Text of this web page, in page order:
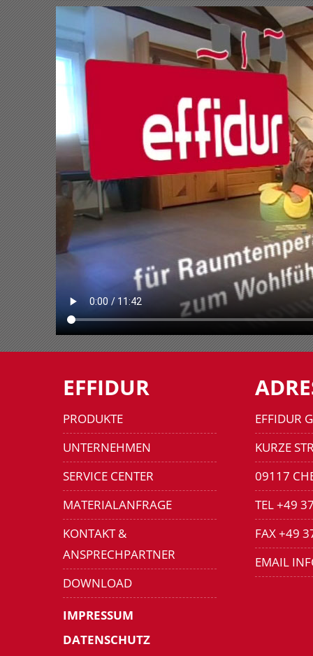
EFFIDUR
PRODUKTE
UNTERNEHMEN
SERVICE CENTER
MATERIALANFRAGE
KONTAKT &
ANSPRECHPARTNER
DOWNLOAD
IMPRESSUM
DATENSCHUTZ
EFFIDUR
KURZE
09117
TEL +49
FAX +49
EMAIL